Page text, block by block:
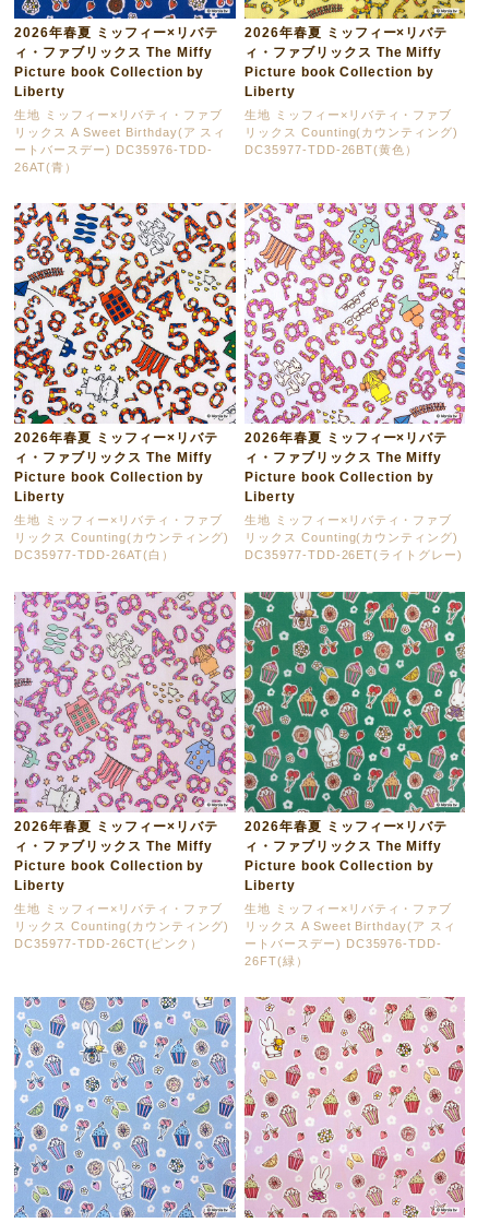
2026年春夏 ミッフィー×リバテ
ィ・ファブリックス The Miffy
Picture book Collection by
Liberty
生地 ミッフィー×リバティ・ファブ
リックス A Sweet Birthday(ア スィ
ートバースデー) DC35976-TDD-
26AT(青）
2026年春夏 ミッフィー×リバテ
ィ・ファブリックス The Miffy
Picture book Collection by
Liberty
生地 ミッフィー×リバティ・ファブ
リックス Counting(カウンティング)
DC35977-TDD-26BT(黄色）
2026年春夏 ミッフィー×リバテ
ィ・ファブリックス The Miffy
Picture book Collection by
Liberty
生地 ミッフィー×リバティ・ファブ
リックス Counting(カウンティング)
DC35977-TDD-26AT(白）
2026年春夏 ミッフィー×リバテ
ィ・ファブリックス The Miffy
Picture book Collection by
Liberty
生地 ミッフィー×リバティ・ファブ
リックス Counting(カウンティング)
DC35977-TDD-26ET(ライトグレー)
2026年春夏 ミッフィー×リバテ
ィ・ファブリックス The Miffy
Picture book Collection by
Liberty
生地 ミッフィー×リバティ・ファブ
リックス Counting(カウンティング)
DC35977-TDD-26CT(ピンク）
2026年春夏 ミッフィー×リバテ
ィ・ファブリックス The Miffy
Picture book Collection by
Liberty
生地 ミッフィー×リバティ・ファブ
リックス A Sweet Birthday(ア スィ
ートバースデー) DC35976-TDD-
26FT(緑）